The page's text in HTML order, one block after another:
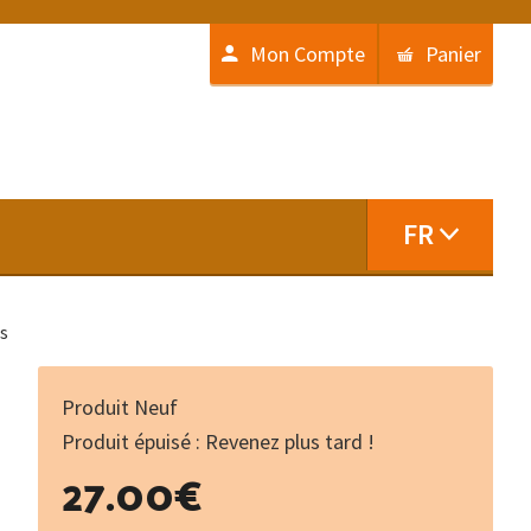
Mon Compte Panier
FR
Produit Neuf
Produit épuisé : Revenez plus tard !
27.00€